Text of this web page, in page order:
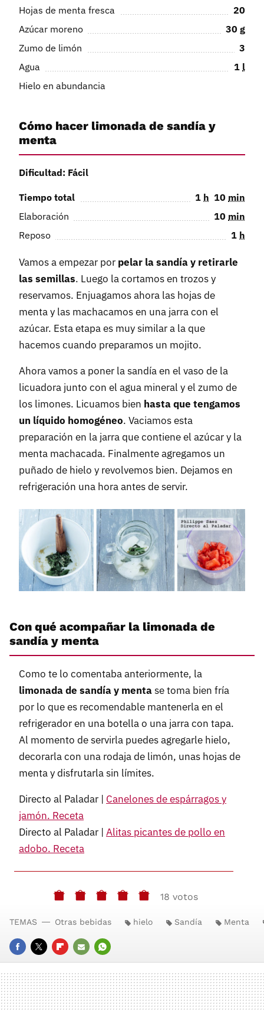
Hojas de menta fresca
20
Azúcar moreno
30 g
Zumo de limón
3
Agua
1 l
Hielo en abundancia
Cómo hacer limonada de sandía y
menta
Dificultad: Fácil
Tiempo total 1 h 10 min
Elaboración
10 min
Reposo
1 h
Vamos a empezar por pelar la sandía y retirarle
las semillas. Luego la cortamos en trozos y
reservamos. Enjuagamos ahora las hojas de
menta y las machacamos en una jarra con el
azúcar. Esta etapa es muy similar a la que
hacemos cuando preparamos un mojito.
Ahora vamos a poner la sandía en el vaso de la
licuadora junto con el agua mineral y el zumo de
los limones. Licuamos bien hasta que tengamos
un líquido homogéneo. Vaciamos esta
preparación en la jarra que contiene el azúcar y la
menta machacada. Finalmente agregamos un
puñado de hielo y revolvemos bien. Dejamos en
refrigeración una hora antes de servir.
Con qué acompañar la limonada de
sandía y menta
Como te lo comentaba anteriormente, la
limonada de sandía y mentase toma bien fría
por lo que es recomendable mantenerla en el
refrigerador en una botella o una jarra con tapa.
Al momento de servirla puedes agregarle hielo,
decorarla con una rodaja de limón, unas hojas de
menta y disfrutarla sin límites.
Directo al Paladar | Canelones de espárragos y
jamón. Receta
Directo al Paladar | Alitas picantes de pollo en
adobo. Receta
18 votos
FACEBOOK
TWITTERFLIPBOARD
E-
MAIL
WHATSAPP
TEMAS Otras bebidas hielo Sandía Menta